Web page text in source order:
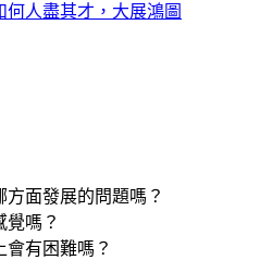
何人盡其才，大展鴻圖
面發展的問題嗎？
覺嗎？
有困難嗎？